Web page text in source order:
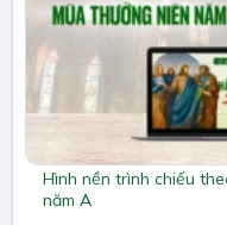
Hình nền trình chiếu
năm A